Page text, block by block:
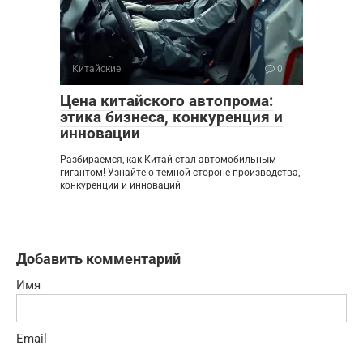
Китайские 0
Цена китайского автопрома:
этика бизнеса, конкуренция и
инновации
Разбираемся, как Китай стал автомобильным
гигантом! Узнайте о темной стороне производства,
конкуренции и инноваций
Добавить комментарий
Имя
Email